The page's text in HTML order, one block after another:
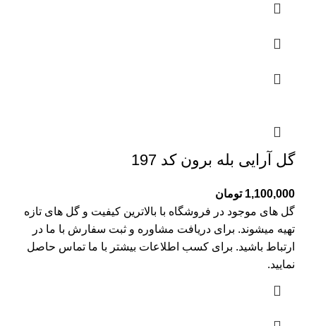
گل آرایی بله برون کد 197
1,100,000 تومان
گل های موجود در فروشگاه با بالاترین کیفیت و گل های تازه
تهیه میشوند. برای دریافت مشاوره و ثبت سفارش با ما در
ارتباط باشید. برای کسب اطلاعات بیشتر با ما تماس حاصل
نمایید.